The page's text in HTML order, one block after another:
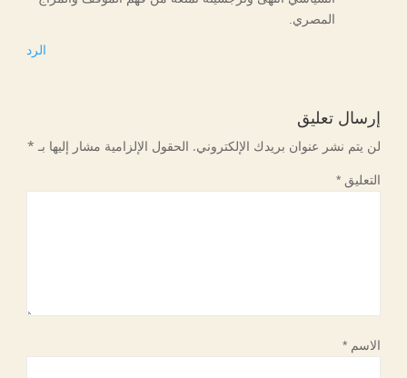
المصري.
الرد
إرسال تعليق
لن يتم نشر عنوان بريدك الإلكتروني. الحقول الإلزامية مشار إليها بـ *
التعليق*
الاسم*